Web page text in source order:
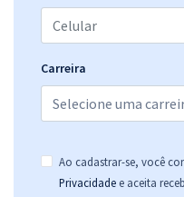
Carreira
Ao cadastrar-se, você
Privacidade e aceita